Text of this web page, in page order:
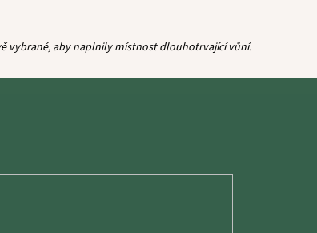
vybrané, aby naplnily místnost dlouhotrvající vůní.